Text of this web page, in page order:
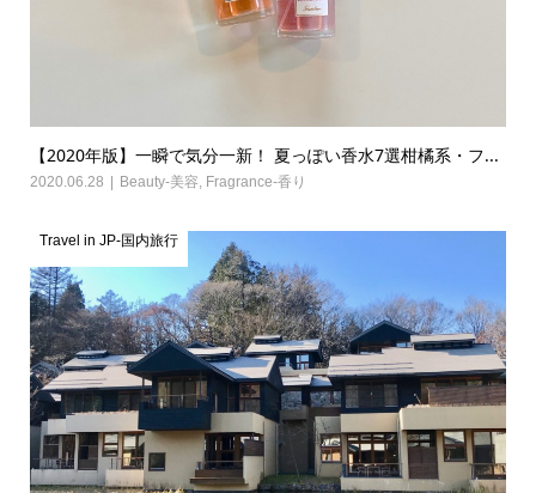
【2020年版】一瞬で気分一新！ 夏っぽい香水7選柑橘系・フ...
2020.06.28 Beauty-美容, Fragrance-香り
Travel in JP-国内旅行